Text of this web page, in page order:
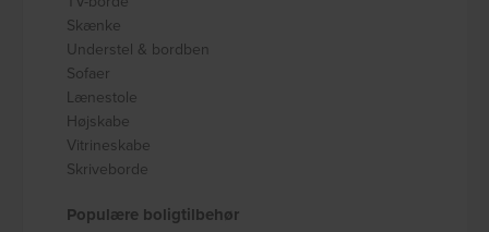
Skænke
Understel & bordben
Sofaer
Lænestole
Højskabe
Vitrineskabe
Skriveborde
Populære boligtilbehør